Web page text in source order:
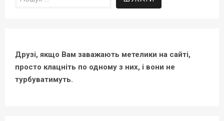
Друзі, якщо Вам заважають метелики на сайті,
просто клацніть по одному з них, і вони не
турбуватимуть.